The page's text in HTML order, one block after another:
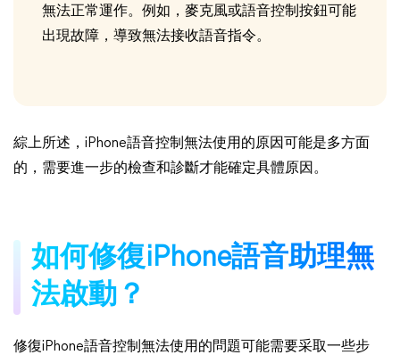
無法正常運作。例如，麥克風或語音控制按鈕可能
出現故障，導致無法接收語音指令。
綜上所述，iPhone語音控制無法使用的原因可能是多方面
的，需要進一步的檢查和診斷才能確定具體原因。
如何修復iPhone語音助理無
法啟動？
修復iPhone語音控制無法使用的問題可能需要采取一些步